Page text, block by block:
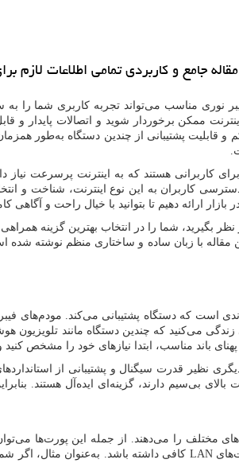
مناسب می‌تواند تجربه کاربری شما را به
ممکن برخوردار شوید و اتصالات پایدار و
قابلیت پشتیبانی از چندین دستگاه به‌طور
کاربرانی هستند که به اینترنت پرسرعت نیاز
کاربران به این نوع اینترنت، شناخت و
ارائه دهیم تا بتوانید با خیال راحت و آگاهی
بگیرید، شما را در انتخاب بهترین گزینه
با زبان ساده و ساختاری منظم نوشته شده
است که دستگاه پشتیبانی می‌کند. مودم‌های
می‌کنید که چندین دستگاه مانند تلویزیون
باند مناسب، ابتدا نیازهای خود را مشخص
نظیر قدرت سیگنال و پشتیبانی از
بی‌سیم دارند، گزینه‌ای ایده‌آل هستند.
مختلف را می‌دهند. از جمله این پورت‌ها
LAN کافی داشته باشد. به‌عنوان مثال، اگر